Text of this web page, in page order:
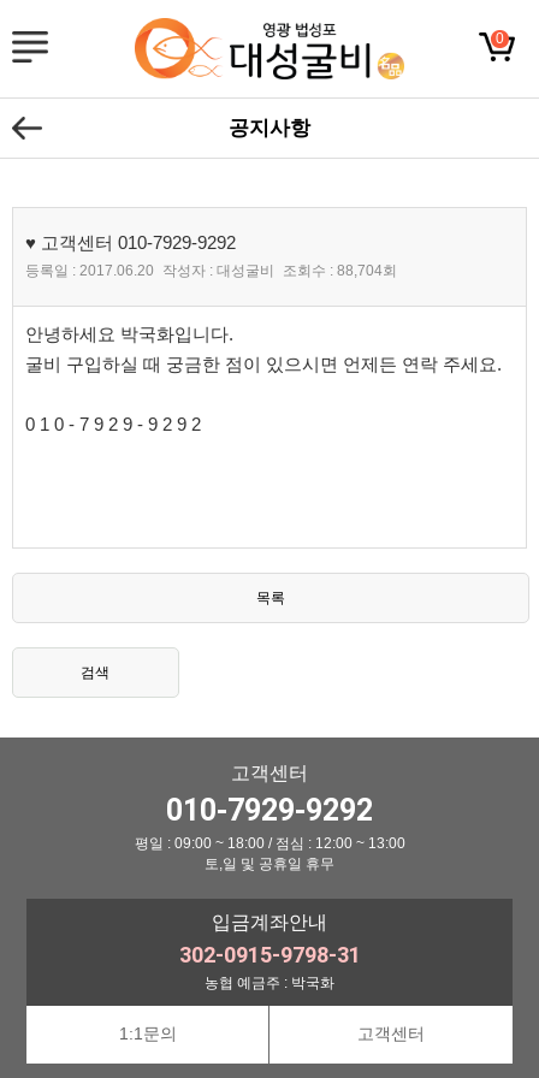
0
공지사항
♥ 고객센터 010-7929-9292
등록일 : 2017.06.20 작성자 : 대성굴비 조회수 : 88,704회
안녕하세요 박국화입니다.
굴비 구입하실 때 궁금한 점이 있으시면 언제든 연락 주세요.
0 1 0 - 7 9 2 9 - 9 2 9 2
목록
검색
고객센터
010-7929-9292
평일 : 09:00 ~ 18:00 / 점심 : 12:00 ~ 13:00
토,일 및 공휴일 휴무
입금계좌안내
302-0915-9798-31
농협 예금주 : 박국화
1:1문의 고객센터